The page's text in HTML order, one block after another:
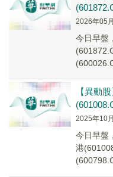
2026年05
今日早盤
【異動
2025年10
今日早盤
港